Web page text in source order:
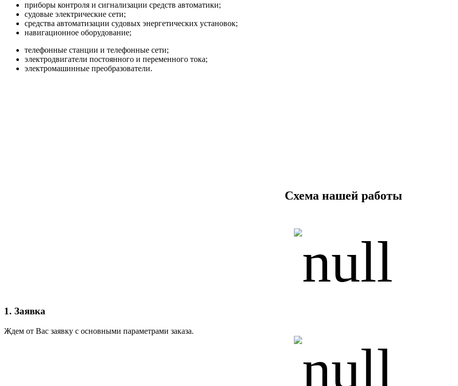
приборы контроля и сигнализации средств автоматики;
судовые электрические сети;
средства автоматизации судовых энергетических установок;
навигационное оборудование;
телефонные станции и телефонные сети;
электродвигатели постоянного и переменного тока;
электромашинные преобразователи.
Схема нашей работы
1. Заявка
Ждем от Вас заявку с основными параметрами заказа.